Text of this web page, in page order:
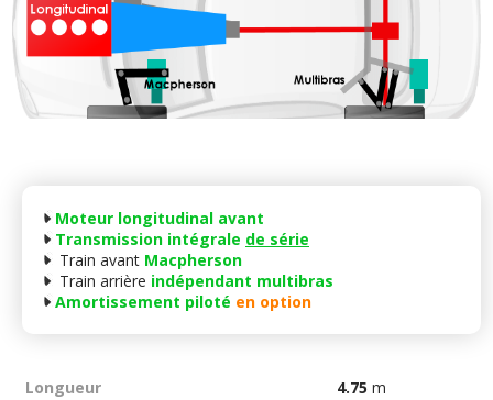
Moteur longitudinal avant
Transmission intégrale de série
Train avant Macpherson
Train arrière indépendant multibras
Amortissement piloté en option
Longueur 4.75 m